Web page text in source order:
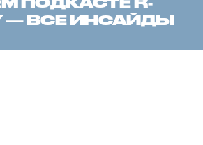
— ВСЕ ИНСАЙДЫ